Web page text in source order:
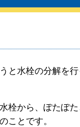
水栓の分解を
から、ぽたぽ
ことです。